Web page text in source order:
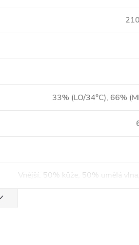
33% (LO/34°C), 66%
Vnější: 50% kůže, 50% umělá